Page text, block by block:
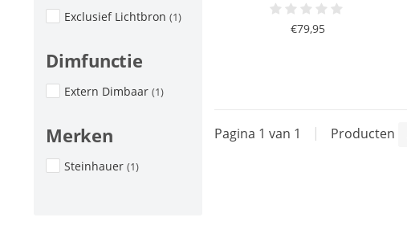
Exclusief Lichtbron (1)
Dimfunctie
Extern Dimbaar (1)
Merken
Steinhauer (1)
€79,95
Pagina 1 van 1 | Producten